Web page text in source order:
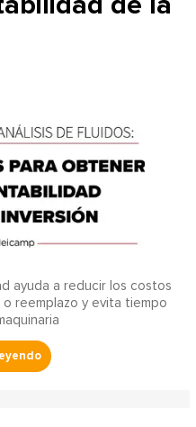
ayuda a reducir los costos
reemplazo y evita tiempo